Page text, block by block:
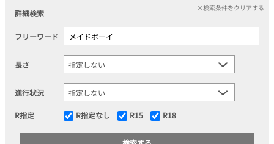
詳細検索
×検索条件をクリアする
フリーワード
長さ
進行状況
R指定 R指定なし R15 R18